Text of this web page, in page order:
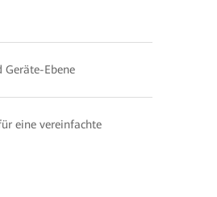
Ebene
eine vereinfachte